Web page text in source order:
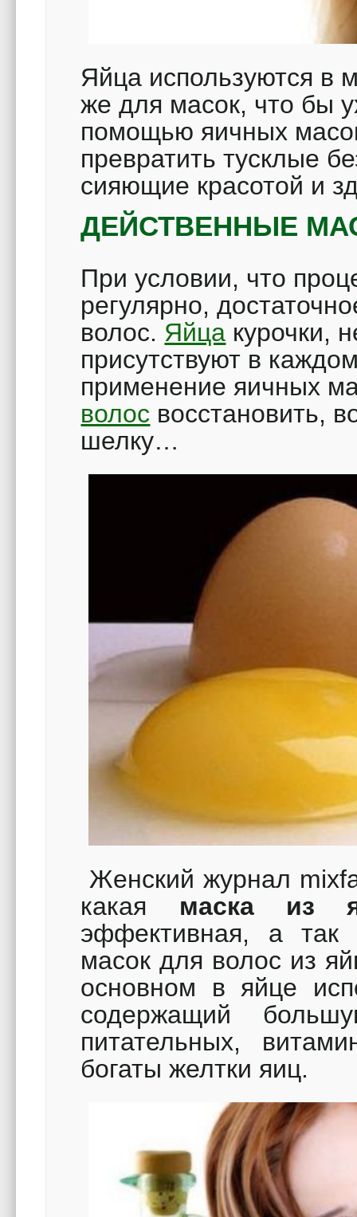
Яйца используются в
же для масок, что бы
помощью яичных
превратить тусклые
сияющие красотой и
ДЕЙСТВЕННЫЕ
При условии, что
регулярно,
волос. Яйца курочки,
присутствуют в
применение яичных
волос восстановить,
шелку…
Женский журнал
какая маска из
эффективная, а так
масок для волос из
основном в яйце
содержащий
питательных,
богаты желтки яиц.